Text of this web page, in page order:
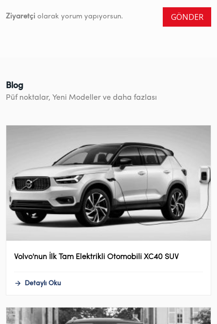
Ziyaretçi olarak yorum yapıyorsun. GÖNDER
Blog
Püf noktalar, Yeni Modeller ve daha fazlası
Volvo'nun İlk Tam Elektrikli Otomobili XC40 SUV
Detaylı Oku